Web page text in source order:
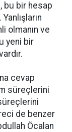
bu bir hesap
olmanın ve
yeni bir
cevap
süreçlerini
de benzer
Öcalan